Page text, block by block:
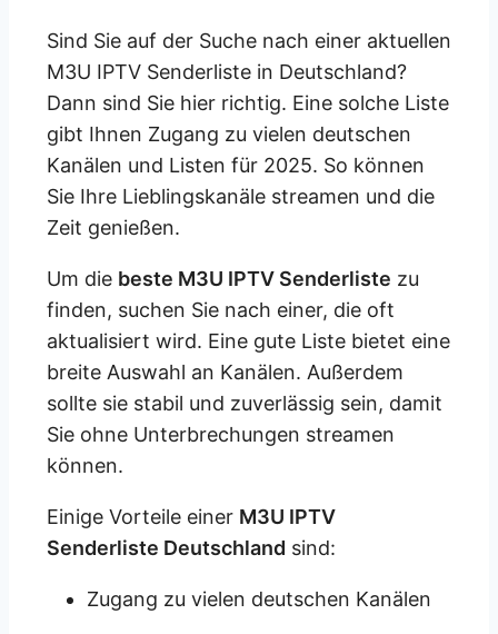
Sind Sie auf der Suche nach einer aktuellen
M3U IPTV Senderliste in Deutschland?
Dann sind Sie hier richtig. Eine solche Liste
gibt Ihnen Zugang zu vielen deutschen
Kanälen und Listen für 2025. So können
Sie Ihre Lieblingskanäle streamen und die
Zeit genießen.
Um die beste M3U IPTV Senderliste zu
finden, suchen Sie nach einer, die oft
aktualisiert wird. Eine gute Liste bietet eine
breite Auswahl an Kanälen. Außerdem
sollte sie stabil und zuverlässig sein, damit
Sie ohne Unterbrechungen streamen
können.
Einige Vorteile einer M3U IPTV
Senderliste Deutschland sind:
Zugang zu vielen deutschen Kanälen